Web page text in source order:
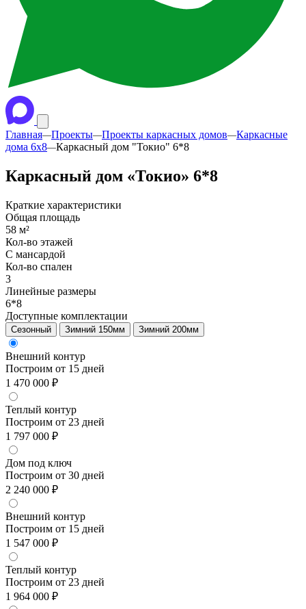
Главная—Проекты—Проекты каркасных домов—Каркасные
дома 6x8—Каркасный дом "Токио" 6*8
Каркасный дом «Токио» 6*8
Краткие характеристики
Общая площадь
58 м²
Кол-во этажей
С мансардой
Кол-во спален
3
Линейные размеры
6*8
Доступные комплектации
Сезонный Зимний 150мм Зимний 200мм
Внешний контур
Построим от 15 дней
1 470 000 ₽
Теплый контур
Построим от 23 дней
1 797 000 ₽
Дом под ключ
Построим от 30 дней
2 240 000 ₽
Внешний контур
Построим от 15 дней
1 547 000 ₽
Теплый контур
Построим от 23 дней
1 964 000 ₽